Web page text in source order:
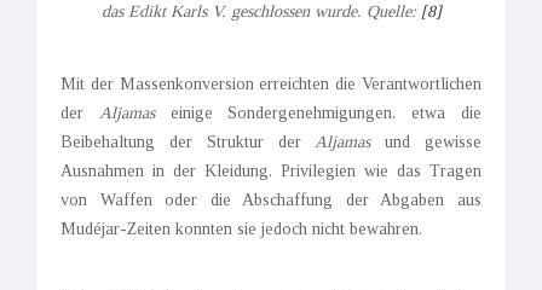
das Edikt Karls V. geschlossen wurde. Quelle: [8]
Mit der Massenkonversion erreichten die Verantwortlichen
der
Aljamaseinige Sondergenehmigungen, etwa die
Beibehaltung der Struktur der
Aljamasund gewisse
Ausnahmen in der Kleidung. Privilegien wie das Tragen
von Waffen oder die Abschaffung der Abgaben aus
Mudéjar-Zeiten konnten sie jedoch nicht bewahren.